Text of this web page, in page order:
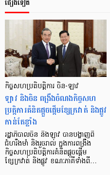
ផ្សេងទៀត
កិច្ចសហប្រតិបត្តិការ ចិន-ឡាវ
ឡាវ និងចិន ពង្រឹងចំណងកិច្ចសហ
ប្រតិ្តការគំនិតផ្តួចផ្តើមខ្សែក្រវាត់ និងផ្លូវ
កាន់តែខ្លាំង
រដ្ឋាភិបាលចិន និងឡាវ បានបង្ហាញពី
ជំហរឹងមាំ និងរួចរាល់ ក្នុងការពង្រឹង
កិច្ចសហប្រតិបត្តិការគំនិតផ្តួចផ្តើម
ខ្សែក្រវាត់ និងផ្លូវ ខណៈភាគីទាំងពី…